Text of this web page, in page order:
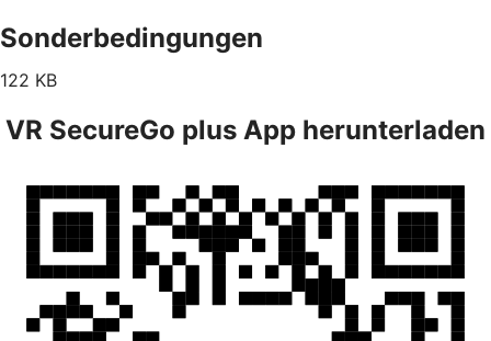
Sonderbedingungen
122 KB
VR SecureGo plus App herunterladen